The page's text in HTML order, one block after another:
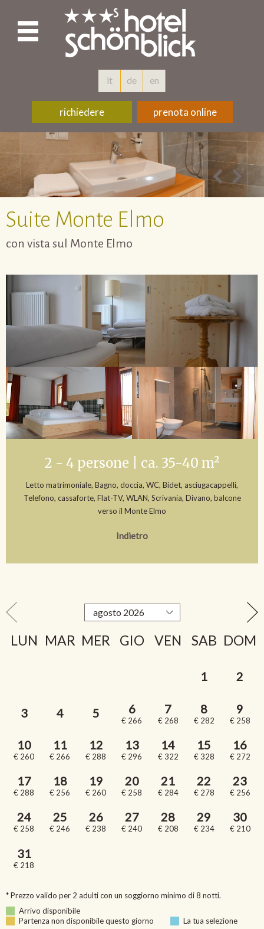
it de en
richiedere prenota online
Suite Monte Elmo
con vista sul Monte Elmo
2 - 4 persone | ca. 35-40 m²
Letto matrimoniale, Bagno, doccia, WC, Bidet, asciugacappelli,
Telefono, cassaforte, Flat-TV, WLAN, Scrivania, Divano, balcone
verso il Monte Elmo
Indietro